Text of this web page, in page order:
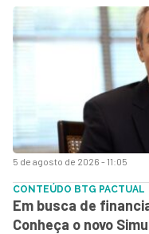
5 de agosto de 2026 - 11:05
CONTEÚDO BTG PACTUAL
Em busca de
Conheça o novo